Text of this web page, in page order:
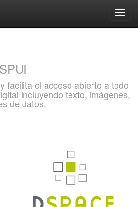
facilita el acceso abierto a todo
incluyendo texto, imágenes,
de datos.